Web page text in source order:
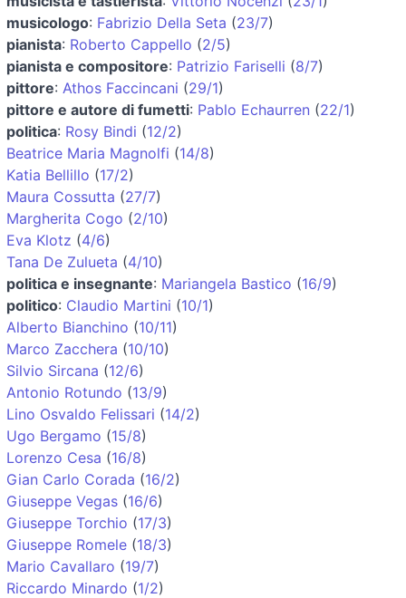
musicologo: Fabrizio Della Seta (23/7)
pianista: Roberto Cappello (2/5)
pianista e compositore: Patrizio Fariselli (8/7)
pittore: Athos Faccincani (29/1)
pittore e autore di fumetti: Pablo Echaurren (22/1)
politica: Rosy Bindi (12/2)
Beatrice Maria Magnolfi (14/8)
Katia Bellillo (17/2)
Maura Cossutta (27/7)
Margherita Cogo (2/10)
Eva Klotz (4/6)
Tana De Zulueta (4/10)
politica e insegnante: Mariangela Bastico (16/9)
politico: Claudio Martini (10/1)
Alberto Bianchino (10/11)
Marco Zacchera (10/10)
Silvio Sircana (12/6)
Antonio Rotundo (13/9)
Lino Osvaldo Felissari (14/2)
Ugo Bergamo (15/8)
Lorenzo Cesa (16/8)
Gian Carlo Corada (16/2)
Giuseppe Vegas (16/6)
Giuseppe Torchio (17/3)
Giuseppe Romele (18/3)
Mario Cavallaro (19/7)
Riccardo Minardo (1/2)